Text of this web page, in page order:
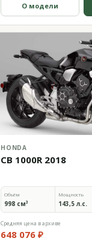
О модели
HONDA
CB 1000R 2018
Объём
998 см³
Мощность
143,5 л.с.
Средняя цена в архиве
648 076 ₽